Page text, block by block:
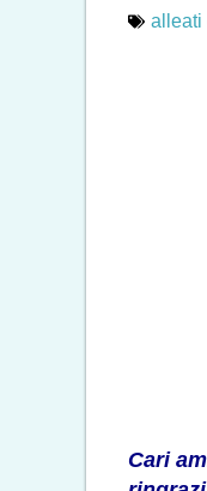
alleati
Cari